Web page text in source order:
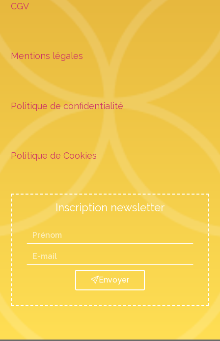
CGV
Mentions légales
Politique de confidentialité
Politique de Cookies
Inscription newsletter
Envoyer